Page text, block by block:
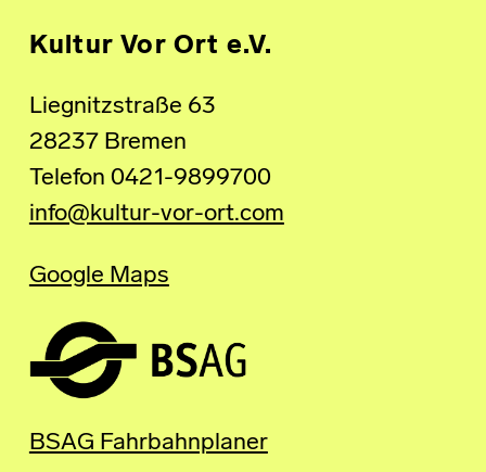
Kultur Vor Ort e.V.
Liegnitzstraße 63
28237 Bremen
Telefon 0421-9899700
info@kultur-vor-ort.com
Google Maps
BSAG Fahrbahnplaner